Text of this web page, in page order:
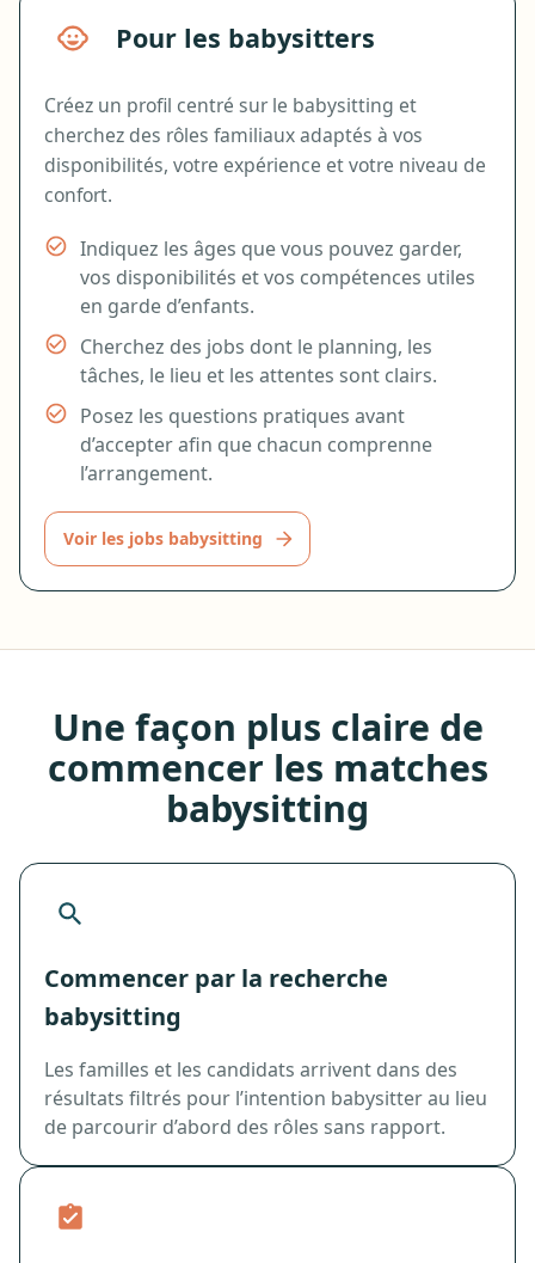
Pour les babysitters
Créez un profil centré sur le babysitting et
cherchez des rôles familiaux adaptés à vos
disponibilités, votre expérience et votre niveau de
confort.
Indiquez les âges que vous pouvez garder,
vos disponibilités et vos compétences utiles
en garde d’enfants.
Cherchez des jobs dont le planning, les
tâches, le lieu et les attentes sont clairs.
Posez les questions pratiques avant
d’accepter afin que chacun comprenne
l’arrangement.
Voir les jobs babysitting
Une façon plus claire de
commencer les matches
babysitting
Commencer par la recherche
babysitting
Les familles et les candidats arrivent dans des
résultats filtrés pour l’intention babysitter au lieu
de parcourir d’abord des rôles sans rapport.